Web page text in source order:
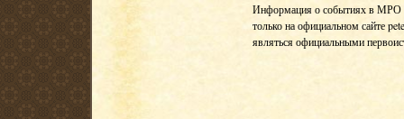
Информация о событиях в МРО
только на официальном сайте
являться официальными